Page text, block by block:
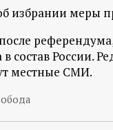
избрании меры
состав России.
местные СМИ.